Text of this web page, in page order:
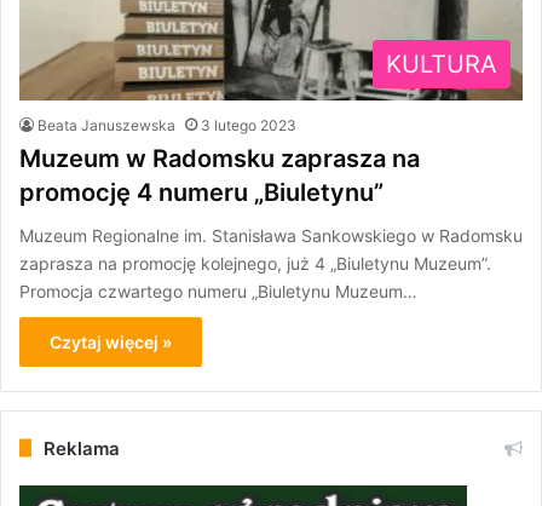
KULTURA
Beata Januszewska 3 lutego 2023
Muzeum w Radomsku zaprasza na
promocję 4 numeru „Biuletynu”
Muzeum Regionalne im. Stanisława Sankowskiego w Radomsku
zaprasza na promocję kolejnego, już 4 „Biuletynu Muzeum”.
Promocja czwartego numeru „Biuletynu Muzeum…
Czytaj więcej »
Reklama